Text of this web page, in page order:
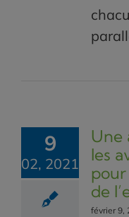
9
02, 2021
Une
les
de
février 9,